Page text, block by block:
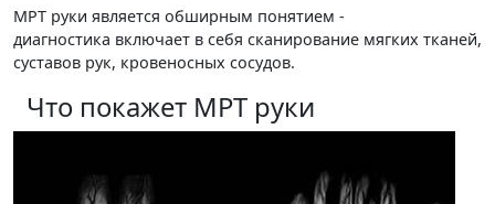
МРТ руки является обширным понятием -
диагностика включает в себя сканирование мягких тканей,
суставов рук, кровеносных сосудов.
Что покажет МРТ руки